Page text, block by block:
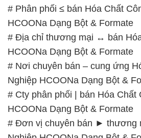
# Phân phối ≤ bán Hóa Chất
HCOONa Dạng Bột & Formate
# Địa chỉ thương mại ↔ bán
HCOONa Dạng Bột & Formate
# Nơi chuyên bán – cung ứng
Nghiệp HCOONa Dạng Bột &
# Cty phân phối | bán Hóa Chất
HCOONa Dạng Bột & Formate
# Đơn vị chuyên bán ► thương